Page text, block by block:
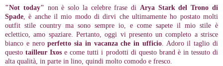
"Not today" non è solo la celebre frase di Arya Stark del Trono di
Spade, è anche il mio modo di dirvi che ultimamente ho postato molti
outfit stile country ma sono sempre io, e come sapete il mio stile è
eclettico, amo spaziare. Pertanto, oggi vi presento un completo a strisce
bianco e neroperfetto sia in vacanza che in ufficio. Adoro il taglio di
questo tailleur Ixos e come tutti i prodotti di questo brand è in tessuto di
alta qualità, in parte in lino, quindi molto comodo e fresco.